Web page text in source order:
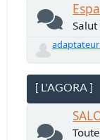
Salut
adaptateur
[ L'AGORA ]